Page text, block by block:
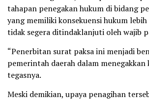
tahapan penegakan hukum di bidang
yang memiliki konsekuensi hukum
tidak segera ditindaklanjuti oleh wajib
“Penerbitan surat paksa ini menjadi
pemerintah daerah dalam menegakkan
tegasnya.
Meski demikian, upaya penagihan